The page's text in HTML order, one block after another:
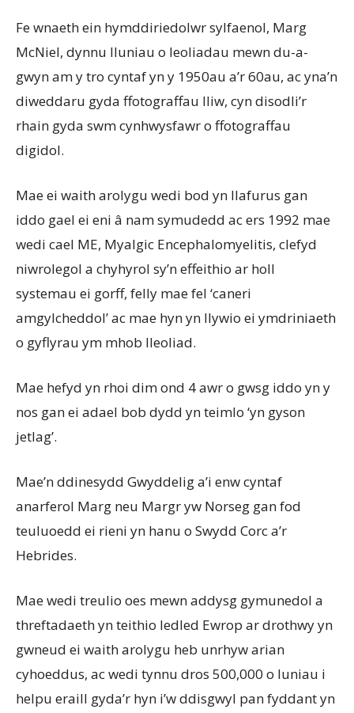
Fe wnaeth ein hymddiriedolwr sylfaenol, Marg
McNiel, dynnu lluniau o leoliadau mewn du-a-
gwyn am y tro cyntaf yn y 1950au a’r 60au, ac yna’n
diweddaru gyda ffotograffau lliw, cyn disodli’r
rhain gyda swm cynhwysfawr o ffotograffau
digidol.
Mae ei waith arolygu wedi bod yn llafurus gan
iddo gael ei eni â nam symudedd ac ers 1992 mae
wedi cael ME, Myalgic Encephalomyelitis, clefyd
niwrolegol a chyhyrol sy’n effeithio ar holl
systemau ei gorff, felly mae fel ‘caneri
amgylcheddol’ ac mae hyn yn llywio ei ymdriniaeth
o gyflyrau ym mhob lleoliad.
Mae hefyd yn rhoi dim ond 4 awr o gwsg iddo yn y
nos gan ei adael bob dydd yn teimlo ‘yn gyson
jetlag’.
Mae’n ddinesydd Gwyddelig a’i enw cyntaf
anarferol Marg neu Margr yw Norseg gan fod
teuluoedd ei rieni yn hanu o Swydd Corc a’r
Hebrides.
Mae wedi treulio oes mewn addysg gymunedol a
threftadaeth yn teithio ledled Ewrop ar drothwy yn
gwneud ei waith arolygu heb unrhyw arian
cyhoeddus, ac wedi tynnu dros 500,000 o luniau i
helpu eraill gyda’r hyn i’w ddisgwyl pan fyddant yn